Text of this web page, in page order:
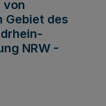
von
Gebiet des
NRW -